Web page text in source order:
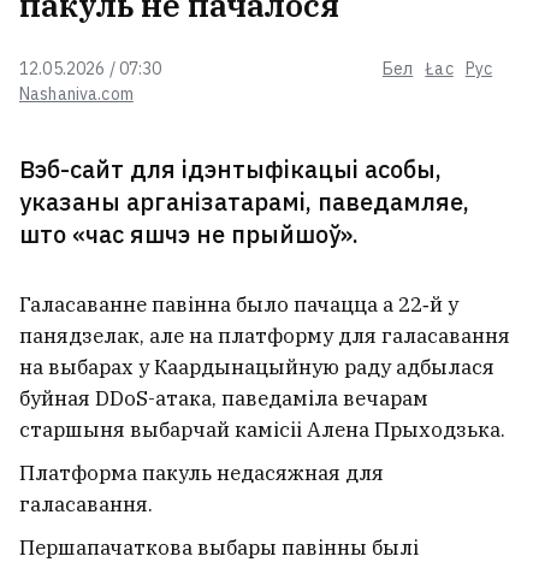
Nashaniva.com
12.05.2026 / 07:30 Бел Łac Рус
Вэб-сайт для ідэнтыфікацыі асобы,
указаны арганізатарамі, паведамляе,
што «час яшчэ не прыйшоў».
Галасаванне павінна было пачацца а 22‑й у
панядзелак, але на платформу для галасавання
на выбарах у Каардынацыйную раду адбылася
буйная DDoS-атака, паведаміла вечарам
старшыня выбарчай камісіі Алена Прыходзька.
Платформа пакуль недасяжная для
галасавання.
Першапачаткова выбары павінны былі
замарожвання канфлікту ва
Украіне
Падмаскоўе, Крым, Ніжнякамск і
Растоўская вобласць падвергліся
атацы ўкраінскіх беспілотнікаў
У Нясвіжы з вялікай зніжкай
прадаюць стогадовую вілу
польскіх чыноўнікаў. За што яе
хвалілі міжваенныя крытыкі?
Не толькі малітвы. Ксёндз Юрый
Санько — пра TikTok, храп на
імшы і гульні ў вольны час